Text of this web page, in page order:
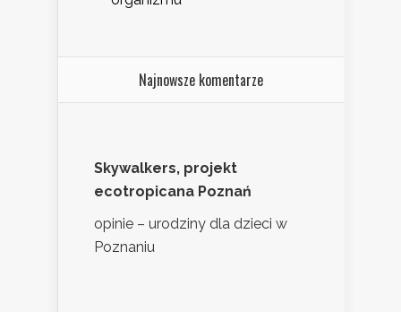
Najnowsze komentarze
Skywalkers, projekt
ecotropicana Poznań
opinie – urodziny dla dzieci w
Poznaniu